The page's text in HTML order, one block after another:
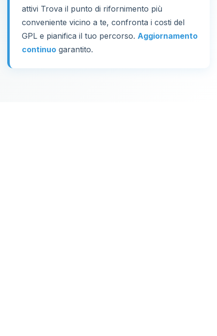
attivi Trova il punto di rifornimento più
conveniente vicino a te, confronta i costi del
GPL e pianifica il tuo percorso. Aggiornamento
continuo garantito.